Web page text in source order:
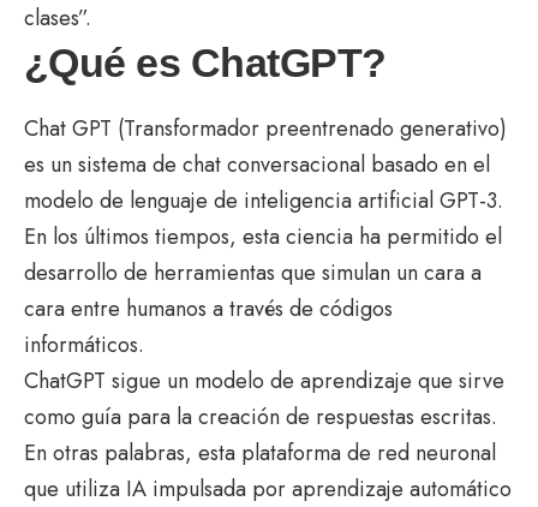
clases”.
¿Qué es ChatGPT?
Chat GPT (Transformador preentrenado generativo)
es un sistema de chat conversacional basado en el
modelo de lenguaje de inteligencia artificial GPT-3.
En los últimos tiempos, esta ciencia ha permitido el
desarrollo de herramientas que simulan un cara a
cara entre humanos a través de códigos
informáticos.
ChatGPT sigue un modelo de aprendizaje que sirve
como guía para la creación de respuestas escritas.
En otras palabras, esta plataforma de red neuronal
que utiliza IA impulsada por aprendizaje automático